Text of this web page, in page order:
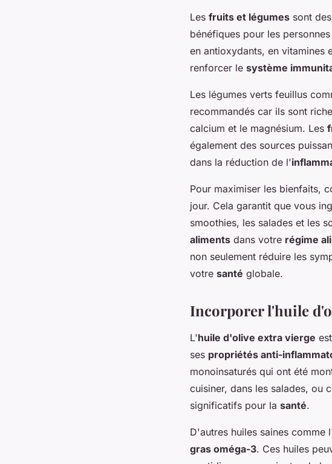
Les fruits et légumes sont
bénéfiques pour les
en antioxydants, en vitamines
renforcer le système
Les légumes verts feuillus
recommandés car ils sont
calcium et le magnésium. Les
également des sources
dans la réduction de l'
Pour maximiser les bienfaits,
jour. Cela garantit que vous
smoothies, les salades et les
aliments dans votre régime
non seulement réduire les
votre santé globale.
Incorporer l'huile
L'huile d'olive extra vierge
ses propriétés anti-
monoinsaturés qui ont été
cuisiner, dans les salades, ou
significatifs pour la santé.
D'autres huiles saines
gras oméga-3. Ces huiles